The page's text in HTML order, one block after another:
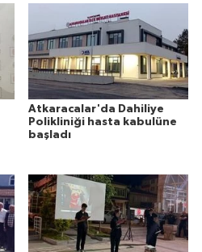
Atkaracalar'da Dahiliye
Polikliniği hasta kabulüne
başladı